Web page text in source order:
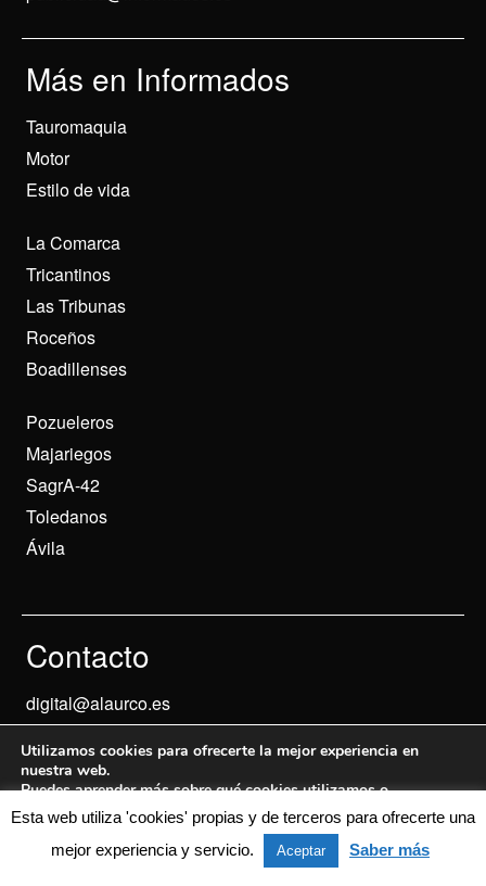
Más en Informados
Tauromaquia
Motor
Estilo de vida
La Comarca
Tricantinos
Las Tribunas
Roceños
Boadillenses
Pozueleros
Majariegos
SagrA-42
Toledanos
Ávila
Contacto
digital@alaurco.es
© 2024 Informados Aviso Legal
Esta web utiliza 'cookies' propias y de terceros para ofrecerte una
mejor experiencia y servicio.
Aceptar Saber más
Utilizamos cookies para ofrecerte la mejor experiencia en
nuestra web.
Puedes aprender más sobre qué cookies utilizamos o
desactivarlas en losajustes.
Aceptar